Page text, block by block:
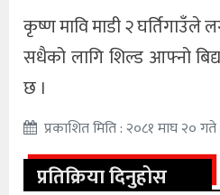
कृष्ण मावि माडी २ घर्तिगाउँले
सधैको लागि शिल्ड आफ्नो
छ ।
प्रकाशित मिति : २०८१ माघ २०
प्रतिक्रिया दिनुहोस